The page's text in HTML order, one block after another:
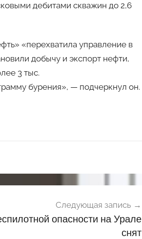
дебитами скважин до 2,6
«перехватила управление в
добычу и экспорт нефти,
3 тыс.
бурения», — подчеркнул он.
Следующая запись
опасности на Урале
снят